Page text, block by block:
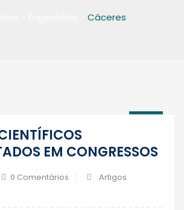
Cáceres
EM CONGRESSOS
0 Comentários
Artigos